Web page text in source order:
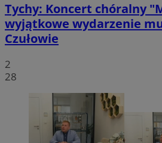
Tychy: Koncert chóralny
wyjątkowe wydarzenie
Czułowie
2
28